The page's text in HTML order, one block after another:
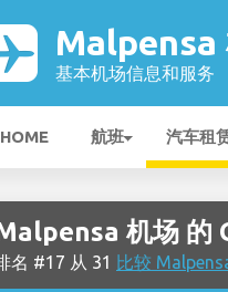
Malpensa
基本机场信息和服务
HOME 航班 汽车租
机场 的
名 #17 从 31 比较